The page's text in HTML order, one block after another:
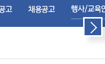
고 채용공고 행사/교육